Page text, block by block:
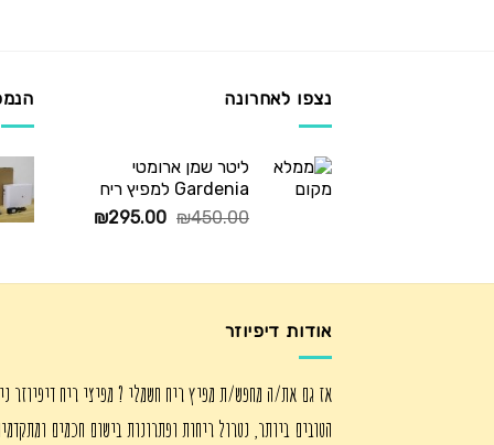
נצפו לאחרונה
ליטר שמן ארומטי
Gardenia למפיץ ריח
₪450.00
המחיר
₪450.00.
₪295.00
המחיר
₪295.00.
אודות דיפיוזר
אז גם את/ה מחפש/ת מפיץ ריח חשמלי ? מפיצי ריח דיפיוזר
הטובים ביותר, נטרול ריחות ופתרונות בישום חכמים